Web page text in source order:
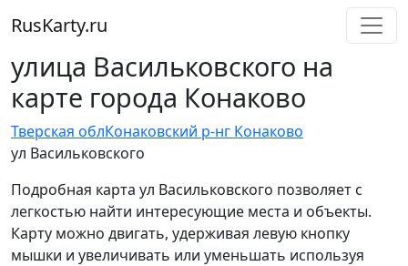
RusKarty.ru
улица Васильковского на
карте города Конаково
Тверская облКонаковский р-нг Конаково
ул Васильковского
Подробная карта ул Васильковского позволяет с
легкостью найти интересующие места и объекты.
Карту можно двигать, удерживая левую кнопку
мышки и увеличивать или уменьшать используя